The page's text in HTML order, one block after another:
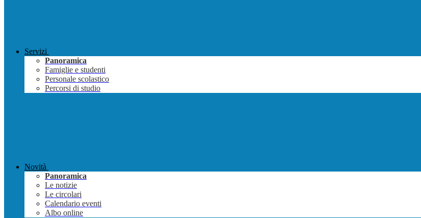
Servizi
Panoramica
Famiglie e studenti
Personale scolastico
Percorsi di studio
Novità
Panoramica
Le notizie
Le circolari
Calendario eventi
Albo online